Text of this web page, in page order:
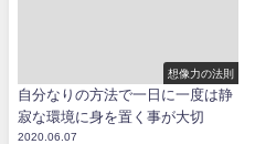
想像力の法則
自分なりの方法で一日に一度は静
寂な環境に身を置く事が大切
2020.06.07